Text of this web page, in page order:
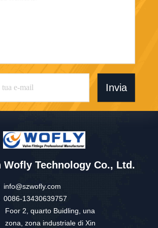
Invia
Wofly Technology Co., Ltd.
info@szwofly.com
0086-13430639757
Foor 2, quarto Buidling, una
zona, zona industriale di Xin